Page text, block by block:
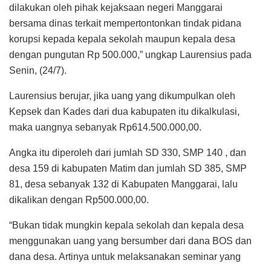
dilakukan oleh pihak kejaksaan negeri Manggarai
bersama dinas terkait mempertontonkan tindak pidana
korupsi kepada kepala sekolah maupun kepala desa
dengan pungutan Rp 500.000,” ungkap Laurensius pada
Senin, (24/7).
Laurensius berujar, jika uang yang dikumpulkan oleh
Kepsek dan Kades dari dua kabupaten itu dikalkulasi,
maka uangnya sebanyak Rp614.500.000,00.
Angka itu diperoleh dari jumlah SD 330, SMP 140 , dan
desa 159 di kabupaten Matim dan jumlah SD 385, SMP
81, desa sebanyak 132 di Kabupaten Manggarai, lalu
dikalikan dengan Rp500.000,00.
“Bukan tidak mungkin kepala sekolah dan kepala desa
menggunakan uang yang bersumber dari dana BOS dan
dana desa. Artinya untuk melaksanakan seminar yang